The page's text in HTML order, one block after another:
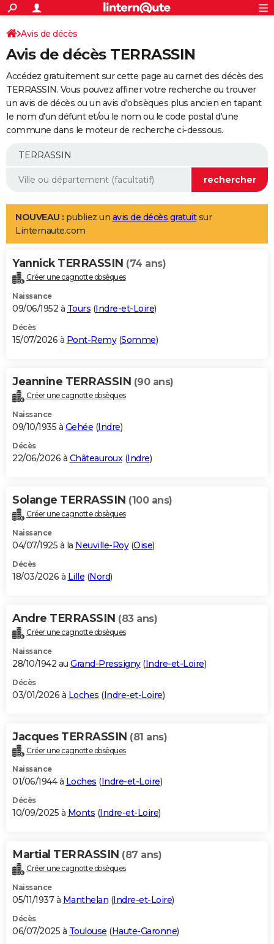
ACTUALITÉS
Politique
Société
Faits Divers
Education
Monde
Villes
+
SPORT
Coupe du monde 2026
Football
Tennis
Cyclisme
Rugby
Forum
Programme TV
TNT
Streaming
Cinéma
Sorties cinéma
Musique
+
FINANCE
Impôts
Immobilier
Risques naturels par ville
Banque
Assurance
Crédit
AUTO
Essais
Réserver un essai
Citadines
Berlines
SUV
Forum auto
+
Mobiles
Meilleur smartphone
Internet
Ordinateurs
Jeux vidéo
Guide high-tech
Aménagement intérieur
LIFESTYLE
Art de vivre
Bien-être
Loisirs
Mode
Modes de vie
Alimentation
Guide de la santé
Maladies
Médicaments
Sommeil
VOYAGE
Destinations
City break
Voyage nature
Voyage de noces
Forum
Climat
+PHOTO
GUIDES D'ACHAT
BONS PLANS
Carte de Noël
Carte Bonne année
Carte Saint-Valentin
Carte Pâques
Carte d'anniversaire
DICTIONNAIRE
Dictionnaire
Biographies
Citations
Expressions
Proverbes
PROGRAMME TV
S'inscrire
Se connecter
Lycées
Collèges
Primaires
Universités
Entreprises
Service militaire
Avis de recherche
AVIS DE DÉCÈS
Bricolage
Lifestyle
Culture
Sport
Auto
Television
Voyage
Cinema
Avis de décès
Avis de décès TERRASSIN
Accédez gratuitement sur cette page au carnet des décès des
TERRASSIN. Vous pouvez affiner votre recherche ou trouver
un avis de décès ou un avis d'obsèques plus ancien en tapant
le nom d'un défunt et/ou le nom ou le code postal d'une
commune dans le moteur de recherche ci-dessous.
NOUVEAU : publiez un avis de décès gratuitsur
Linternaute.com
Yannick TERRASSIN (74 ans)
Créer une cagnotte obsèques
Naissance
09/06/1952 à Tours (Indre-et-Loire)
Décès
15/07/2026 à Pont-Remy(Somme)
Jeannine TERRASSIN (90 ans)
Créer une cagnotte obsèques
Naissance
09/10/1935 à Gehée (Indre)
Décès
22/06/2026 à Châteauroux(Indre)
Solange TERRASSIN (100 ans)
Créer une cagnotte obsèques
Naissance
04/07/1925 à la Neuville-Roy(Oise)
Décès
18/03/2026 à Lille (Nord)
Andre TERRASSIN (83 ans)
Créer une cagnotte obsèques
Naissance
28/10/1942 au Grand-Pressigny(Indre-et-Loire)
Décès
03/01/2026 à Loches (Indre-et-Loire)
Jacques TERRASSIN (81 ans)
Créer une cagnotte obsèques
Naissance
01/06/1944 à Loches (Indre-et-Loire)
Décès
10/09/2025 à Monts (Indre-et-Loire)
Martial TERRASSIN (87 ans)
Créer une cagnotte obsèques
Naissance
05/11/1937 à Manthelan (Indre-et-Loire)
Décès
06/07/2025 à Toulouse (Haute-Garonne)